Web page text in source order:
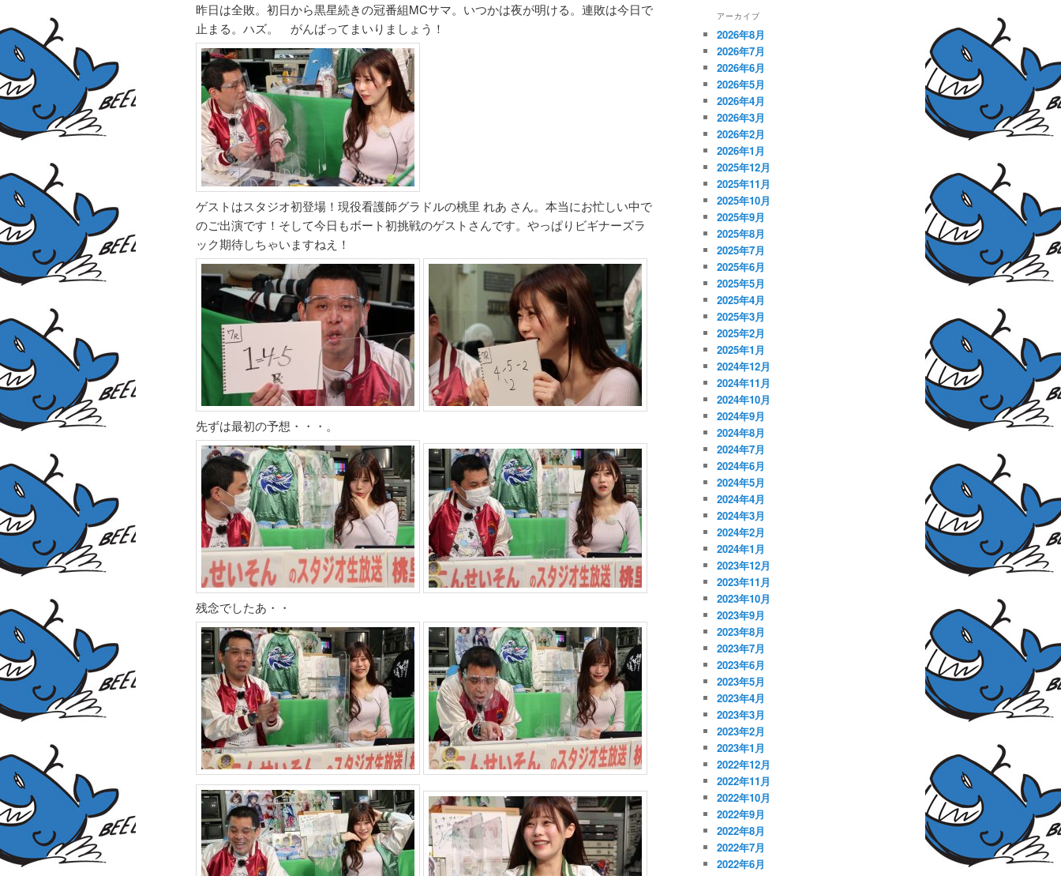
昨日は全敗。初日から黒星続きの冠番組MCサマ。いつかは夜が明ける。連敗は今日で
止まる。ハズ。 がんばってまいりましょう！
ゲストはスタジオ初登場！現役看護師グラドルの桃里 れあ さん。本当にお忙しい中で
のご出演です！そして今日もボート初挑戦のゲストさんです。やっぱりビギナーズラ
ック期待しちゃいますねえ！
先ずは最初の予想・・・。
残念でしたあ・・
アーカイブ
2026年8月
2026年7月
2026年6月
2026年5月
2026年4月
2026年3月
2026年2月
2026年1月
2025年12月
2025年11月
2025年10月
2025年9月
2025年8月
2025年7月
2025年6月
2025年5月
2025年4月
2025年3月
2025年2月
2025年1月
2024年12月
2024年11月
2024年10月
2024年9月
2024年8月
2024年7月
2024年6月
2024年5月
2024年4月
2024年3月
2024年2月
2024年1月
2023年12月
2023年11月
2023年10月
2023年9月
2023年8月
2023年7月
2023年6月
2023年5月
2023年4月
2023年3月
2023年2月
2023年1月
2022年12月
2022年11月
2022年10月
2022年9月
2022年8月
2022年7月
2022年6月